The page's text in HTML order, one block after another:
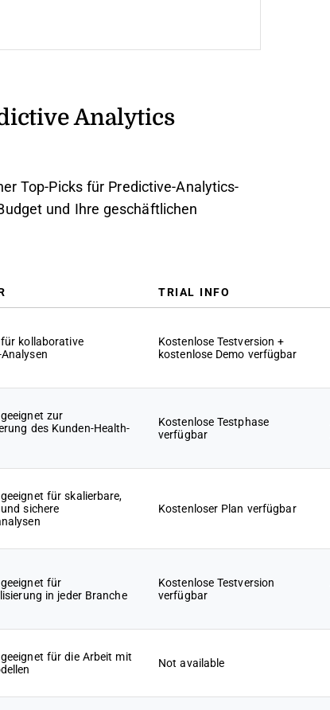
Analytics
Top-Picks für Predictive-Analytics-
und Ihre geschäftlichen
TRIAL INFO
kollaborative
Kostenlose Testversion +
kostenlose Demo verfügbar
zur
des Kunden-Health-
Kostenlose Testphase
verfügbar
für skalierbare,
sichere
Kostenloser Plan verfügbar
für
in jeder Branche
Kostenlose Testversion
verfügbar
für die Arbeit mit
Not available